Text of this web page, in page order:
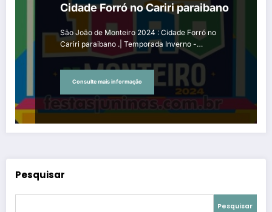
Cidade Forró no Cariri paraibano
São João de Monteiro 2024 : Cidade Forró no
Cariri paraibano .| Temporada Inverno -…
Consulte mais informação
Pesquisar
Pesquisar